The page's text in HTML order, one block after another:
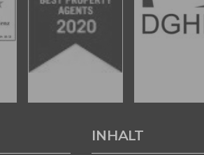
INHALT